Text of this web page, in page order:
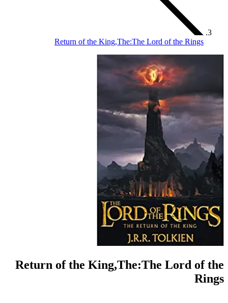
Return of the
Return of the